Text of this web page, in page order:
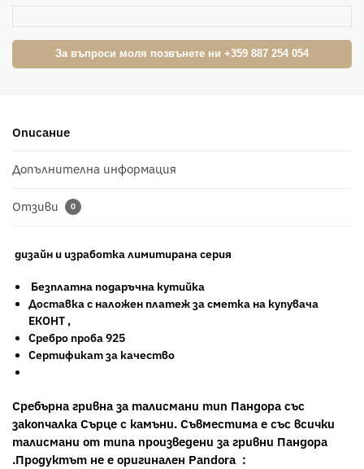
За въпроси моля позвънете ни +359 887 254 054
Описание
Допълнителна информация
Отзиви 0
дизайн и изработка лимитирана серия
Безплатна подаръчна кутийка
Доставка с наложен платеж за сметка на купувача
ЕКОНТ ,
Сребро проба 925
Сертификат за качество
Сребърна гривна за талисмани тип Пандора със
закопчалка Сърце с камъни. Съвместима е със всички
талисмани от типа произведени за гривни Пандора
.Продуктът не е оригинален Pandora :